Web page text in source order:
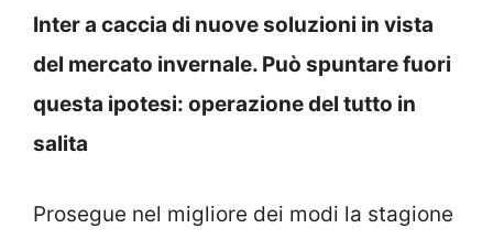
Inter a caccia di nuove soluzioni in vista
del mercato invernale. Può spuntare fuori
questa ipotesi: operazione del tutto in
salita
Prosegue nel migliore dei modi la stagione